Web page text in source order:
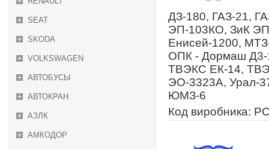
SEAT
SKODA
VOLKSWAGEN
АВТОБУСЫ
АВТОКРАН
АЗЛК
АМКОДОР
ДЗ-180, ГАЗ-21,
ЭП-103КО, ЗиК
Енисей-1200,
ОПК - Дормаш Д3-
ТВЭКС ЕК-14,
ЭО-3323А, Урал-
ЮМЗ-6
Код виробника: